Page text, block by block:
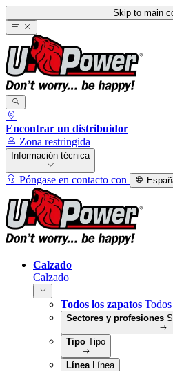
Skip to main
Encontrar un distribuidor
Zona restringida
Información técnica
Póngase en contacto con
Calzado
Calzado
Todos los zapatos
Sectores y profesiones
Tipo Tipo
Línea Línea